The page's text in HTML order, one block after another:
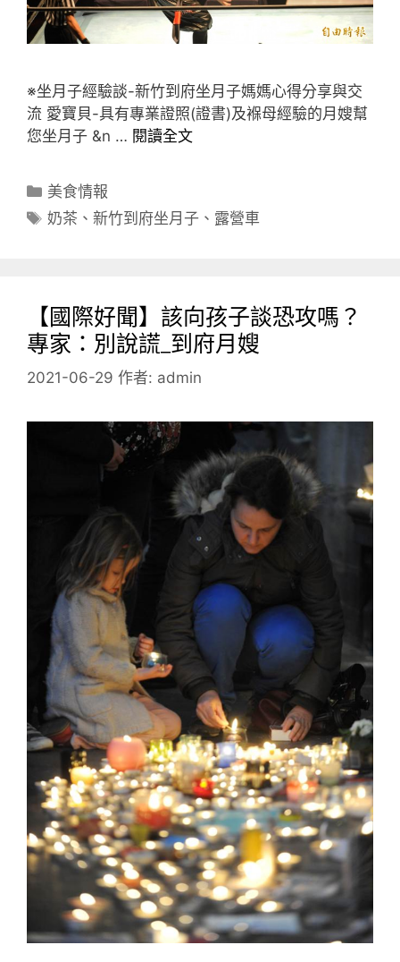
※坐月子經驗談-新竹到府坐月子媽媽心得分享與交
流 愛寶貝-具有專業證照(證書)及褓母經驗的月嫂幫
您坐月子 &n … 閱讀全文
分
類
美食情報
標
奶茶 、新竹到府坐月子 、 露營車
【國際好聞】該向孩子談恐攻嗎？
專家：別說謊_到府月嫂
2021-06-29 作者: admin